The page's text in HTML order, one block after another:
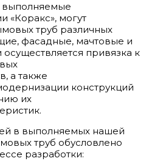
выполняемые
«Коракс», могут
труб различных
фасадные, мачтовые и
привязка к
а также
конструкций
их
в выполняемых нашей
труб обусловлено
разработки: